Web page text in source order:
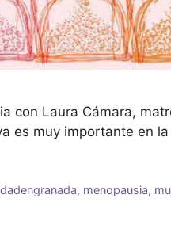
con Laura Cámara,
es muy importante en
, menopausia,